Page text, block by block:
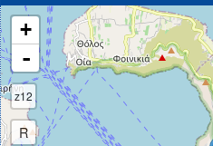
+
-
z12
R